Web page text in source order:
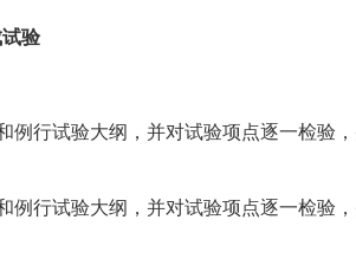
验
试验大纲，并对试验项点逐一检验
试验大纲，并对试验项点逐一检验